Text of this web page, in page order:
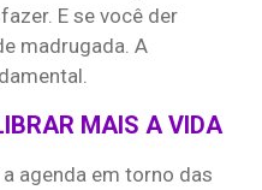
E se você der
madrugada. A
MAIS A VIDA
agenda em torno das